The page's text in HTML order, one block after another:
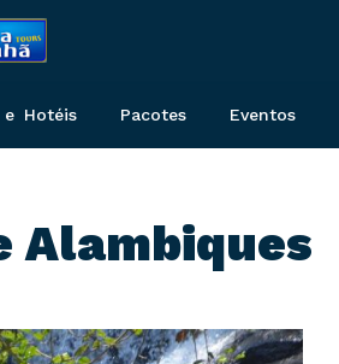
e Hotéis Pacotes Eventos
Alambiques